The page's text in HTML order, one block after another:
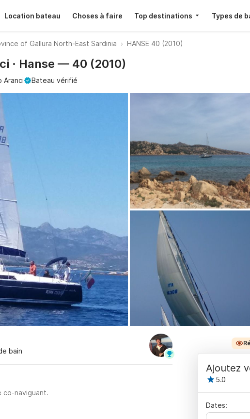
Location bateau Choses à faire Top destinations Types de
of Gallura North-East Sardinia HANSE 40 (2010)
· Hanse — 40 (2010)
Aranci Bateau vérifié
bain
co-naviguant.
Ajoutez
5.0
Dates: